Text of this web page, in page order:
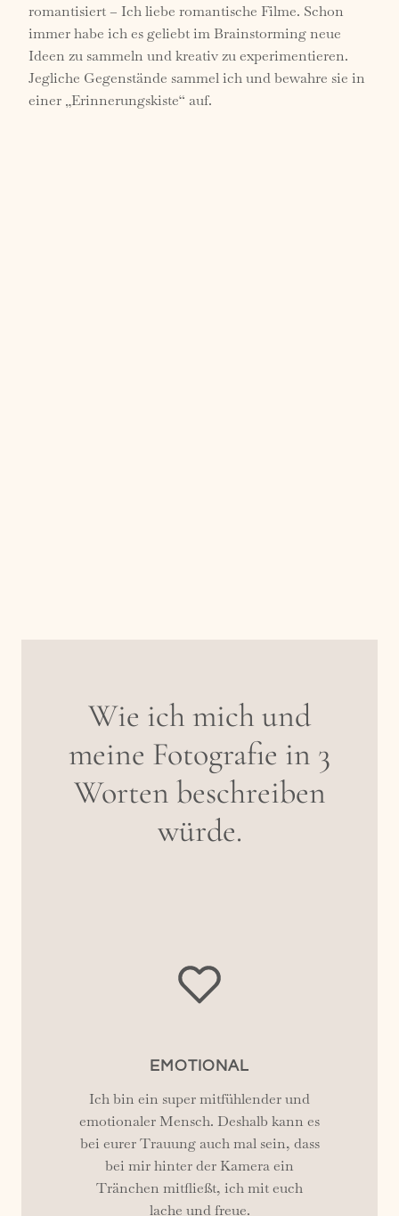
romantisiert – Ich liebe romantische Filme. Schon
immer habe ich es geliebt im Brainstorming neue
Ideen zu sammeln und kreativ zu experimentieren.
Jegliche Gegenstände sammel ich und bewahre sie in
einer „Erinnerungskiste“ auf.
Wie ich mich und
meine Fotografie in 3
Worten beschreiben
würde.
EMOTIONAL
Ich bin ein super mitfühlender und
emotionaler Mensch. Deshalb kann es
bei eurer Trauung auch mal sein, dass
bei mir hinter der Kamera ein
Tränchen mitfließt, ich mit euch
lache und freue.